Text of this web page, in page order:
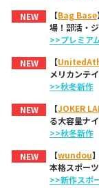
NEW
【Bag Base
場！部活・
>>プレミア
NEW
【
メリカンテ
>>秋冬新作
NEW
【JOKER
る大容量ナ
>>秋冬新作
NEW
【wundou
本格スポー
>>新作スポ